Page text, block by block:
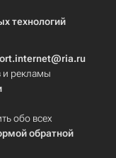
технологий
и рекламы
обо всех
обратной